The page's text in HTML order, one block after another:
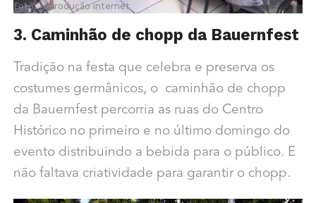
Foto: reprodução internet
3. Caminhão de chopp da Bauernfest
Tradição na festa que celebra e preserva os
costumes germânicos, o caminhão de chopp
da Bauernfest percorria as ruas do Centro
Histórico no primeiro e no último domingo do
evento distribuindo a bebida para o público. E
não faltava criatividade para garantir o chopp.